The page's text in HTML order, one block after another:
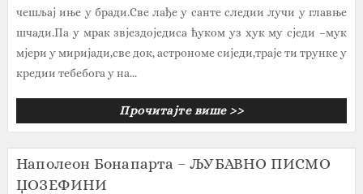
чешљај иње у бради.Све лађе у санте следии лучи у главње
шчади.Па у мрак звјездоједиса ћуком уз хук му сједи –мук
мјери у миријади,све док, астрономе сиједи,траје ти трунке у
кредии тебе­бога у на...
Прочитајте више >>
Наполеон Бонапартa – ЉУБАВНО ПИСМО
ЏОЗЕФИНИ